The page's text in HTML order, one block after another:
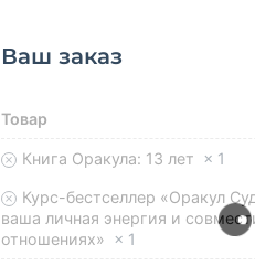
Ваш заказ
Товар
Книга Оракула: 13 лет × 1
Курс-бестселлер «Оракул
ваша личная энергия и
отношениях» × 1